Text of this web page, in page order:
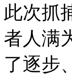
此次抓
者人满
了逐步